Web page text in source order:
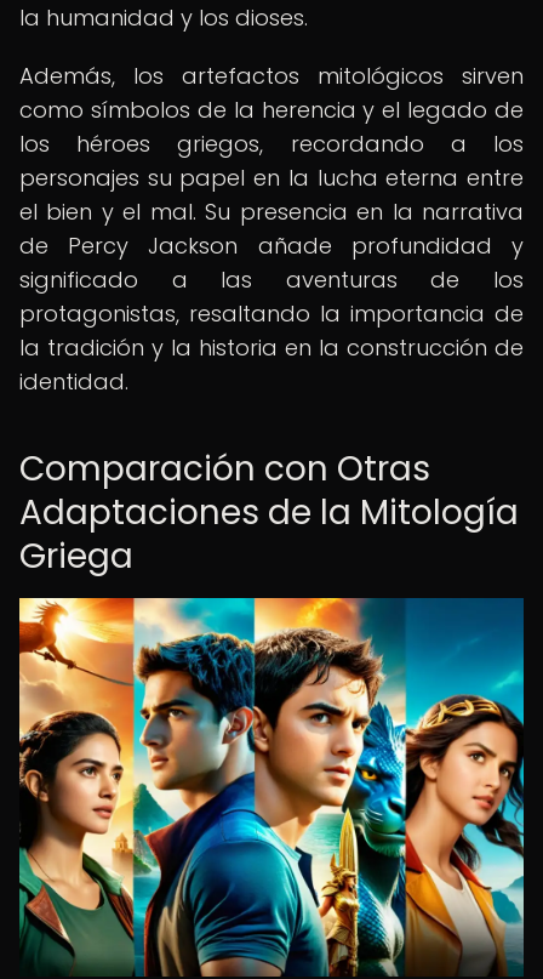
la humanidad y los dioses.
Además, los artefactos mitológicos sirven
como símbolos de la herencia y el legado de
los héroes griegos, recordando a los
personajes su papel en la lucha eterna entre
el bien y el mal. Su presencia en la narrativa
de Percy Jackson añade profundidad y
significado a las aventuras de los
protagonistas, resaltando la importancia de
la tradición y la historia en la construcción de
identidad.
Comparación con Otras
Adaptaciones de la Mitología
Griega